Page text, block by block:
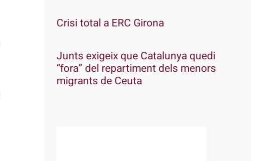
Crisi total a ERC Girona
Junts exigeix que Catalunya quedi
“fora” del repartiment dels menors
migrants de Ceuta